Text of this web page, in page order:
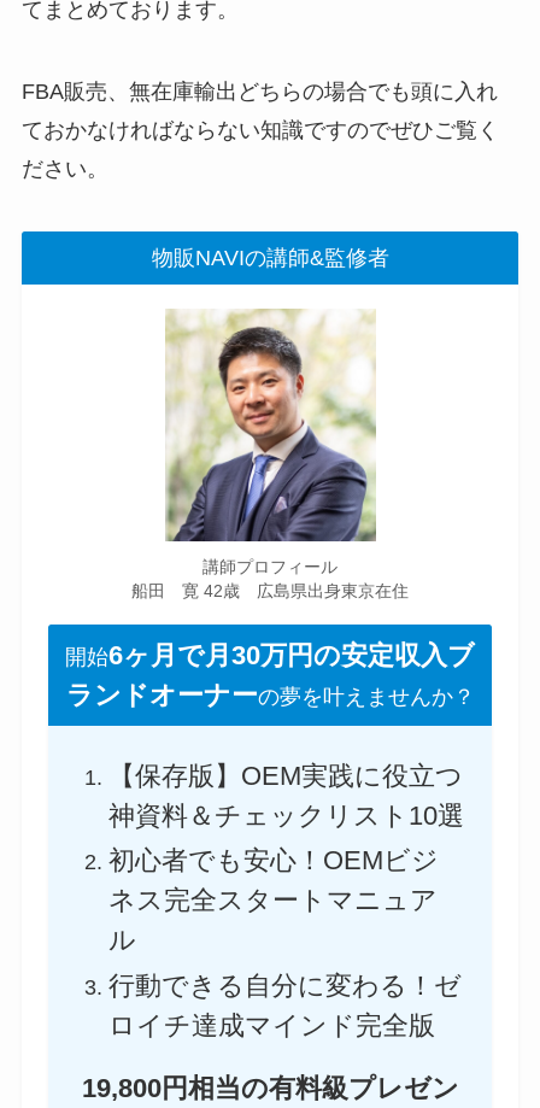
てまとめております。
FBA販売、無在庫輸出どちらの場合でも頭に入れ
ておかなければならない知識ですのでぜひご覧く
ださい。
物販NAVIの講師&監修者
講師プロフィール
船田 寛 42歳 広島県出身東京在住
開始6ヶ月で月30万円の安定収入ブ
ランドオーナーの夢を叶えませんか？
【保存版】OEM実践に役立つ
神資料＆チェックリスト10選
初心者でも安心！OEMビジ
ネス完全スタートマニュア
ル
行動できる自分に変わる！ゼ
ロイチ達成マインド完全版
19,800円相当の有料級プレゼン